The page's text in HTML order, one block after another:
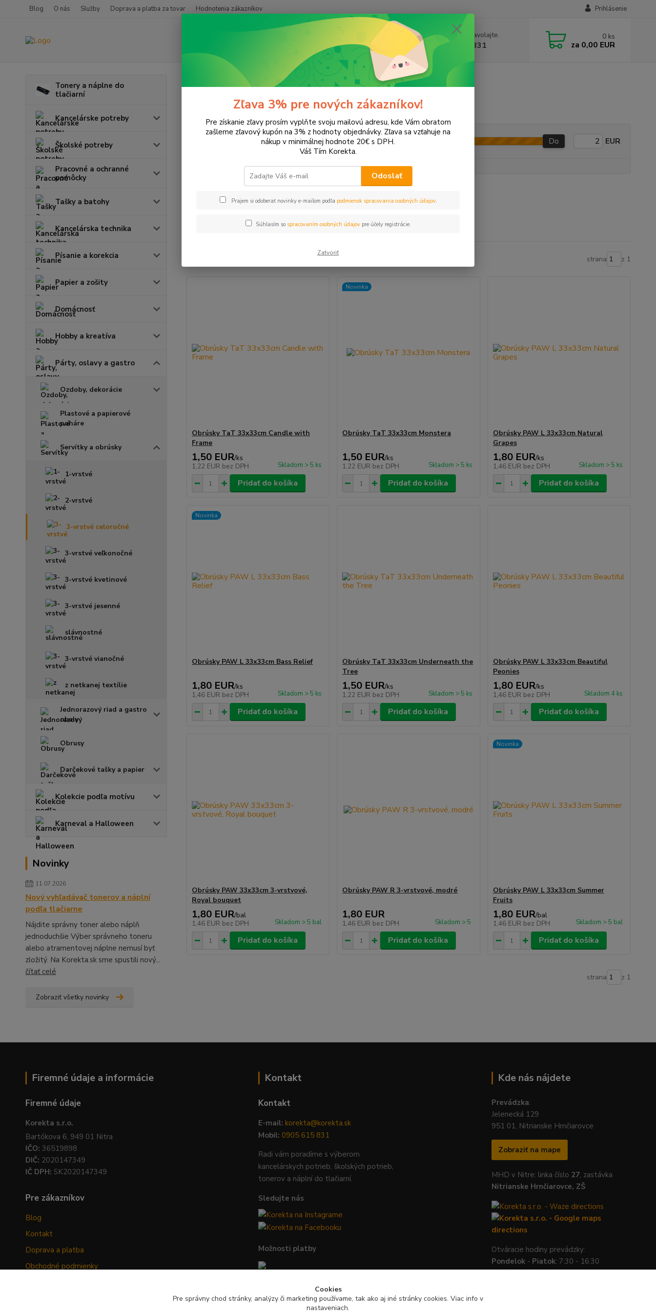
Blog O nás Služby Doprava a platba za tovar Hodnotenia zákazníkov Prihlásenie
Neviete si rady? Zavolajte.
+421 905 615 831
0 ks
za 0,00 EUR
Tonery a náplne do
tlačiarní
Kancelárske potreby
Školské potreby
Pracovné a ochranné
pomôcky
Tašky a batohy
Kancelárska technika
Písanie a korekcia
Papier a zošity
Domácnosť
Hobby a kreatíva
Párty, oslavy a gastro
Ozdoby, dekorácie
Plastové a papierové
poháre
Servítky a obrúsky
1-vrstvé
2-vrstvé
3-vrstvé celoročné
3-vrstvé veľkonočné
3-vrstvé kvetinové
3-vrstvé jesenné
slávnostné
3-vrstvé vianočné
z netkanej textílie
Jednorazový riad a gastro
obaly
Obrusy
Darčekové tašky a papier
Kolekcie podľa motívu
Karneval a Halloween
Novinky
11.07.2026
Nový vyhľadávač tonerov a náplní
podľa tlačiarne
Nájdite správny toner alebo náplň
jednoduchšie Výber správneho toneru
alebo atramentovej náplne nemusí byť
zložitý. Na Korekta.sk sme spustili nový...
čítať celé
Zobraziť všetky novinky
Párty, oslavy a gastro Servítky a obrúsky 3-vrstvé celoročné
3-vrstvé celoročné
Upresniť parametre
EUR Od Do EUR
strana z 1
Obrúsky TaT 33x33cm Candle with
Frame
1,50 EUR/ks
1,22 EUR bez DPH Skladom > 5 ks
Pridať do košíka
Novinka
Obrúsky TaT 33x33cm Monstera
1,50 EUR/ks
1,22 EUR bez DPH Skladom > 5 ks
Pridať do košíka
Obrúsky PAW L 33x33cm Natural
Grapes
1,80 EUR/ks
1,46 EUR bez DPH Skladom > 5 ks
Pridať do košíka
Novinka
Obrúsky PAW L 33x33cm Bass Relief
1,80 EUR/ks
1,46 EUR bez DPH Skladom > 5 ks
Pridať do košíka
Obrúsky TaT 33x33cm Underneath the
Tree
1,50 EUR/ks
1,22 EUR bez DPH Skladom > 5 ks
Pridať do košíka
Obrúsky PAW L 33x33cm Beautiful
Peonies
1,80 EUR/ks
1,46 EUR bez DPH Skladom 4 ks
Pridať do košíka
Obrúsky PAW 33x33cm 3-vrstvové,
Royal bouquet
1,80 EUR/bal
1,46 EUR bez DPH Skladom > 5 bal
Pridať do košíka
Obrúsky PAW R 3-vrstvové, modré
1,80 EUR
1,46 EUR bez DPH Skladom > 5
Pridať do košíka
Novinka
Obrúsky PAW L 33x33cm Summer
Fruits
1,80 EUR/bal
1,46 EUR bez DPH Skladom > 5 bal
Pridať do košíka
strana z 1
Firemné údaje a informácie
Firemné údaje
Korekta s.r.o.
Bartókova 6, 949 01 Nitra
IČO: 36519898
DIČ: 2020147349
IČ DPH: SK2020147349
Pre zákazníkov
Blog
Kontakt
Doprava a platba
Obchodné podmienky
Kontakt
Kontakt
E-mail: korekta@korekta.sk
Mobil: 0905 615 831
Radi vám poradíme s výberom
kancelárskych potrieb, školských potrieb,
tonerov a náplní do tlačiarní.
Sledujte nás
Možnosti platby
Bezpečná platba kartou, Google Pay,
Apple Pay a bankovým prevodom.
Kde nás nájdete
Prevádzka:
Jelenecká 129
951 01, Nitrianske Hrnčiarovce
Zobraziť na mape
MHD v Nitre: linka číslo 27, zastávka
Nitrianske Hrnčiarovce, ZŠ
Otváracie hodiny prevádzky:
Pondelok - Piatok: 7:30 - 16:30
Zľava 3% pre nových zákazníkov!
Pre získanie zľavy prosím vyplňte svoju mailovú adresu, kde Vám obratom
zašleme zľavový kupón na 3% z hodnoty objednávky. Zľava sa vzťahuje na
nákup v minimálnej hodnote 20€ s DPH.
Váš Tím Korekta.
Odoslať
Prajem si odoberať novinky e-mailom podľa podmienok spracovania osobných údajov.
Súhlasím so spracovaním osobných údajovpre účely registrácie.
Zatvoriť
Cookies
Pre správny chod stránky, analýzy či marketing používame, tak ako aj iné stránky cookies. Viac info v
nastaveniach.